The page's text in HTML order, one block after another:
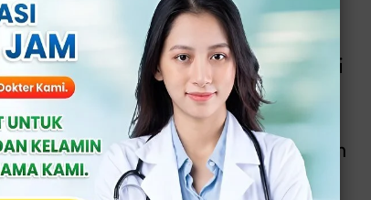
disebut labia mayora yang berarti
lebih besar yang melindungi organ
kemaluan setelah pubertas.